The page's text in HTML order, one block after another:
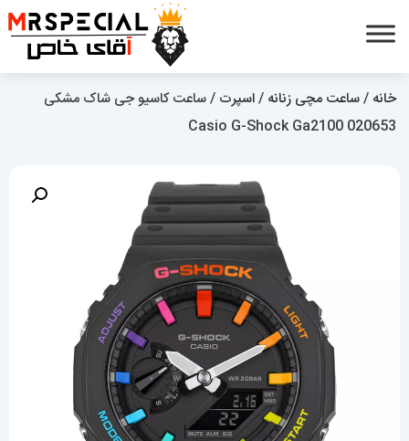
خانه /ساعت مچی زنانه /اسپرت / ساعت کاسیو جی شاک مشکی
Casio G-Shock Ga2100 020653